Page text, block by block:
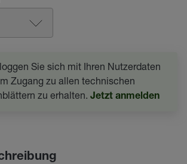
Sie sich mit Ihren Nutzerdaten
Zugang zu allen technischen
zu erhalten. Jetzt anmelden